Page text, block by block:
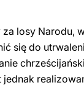
za losy Narodu,
się do
jednak